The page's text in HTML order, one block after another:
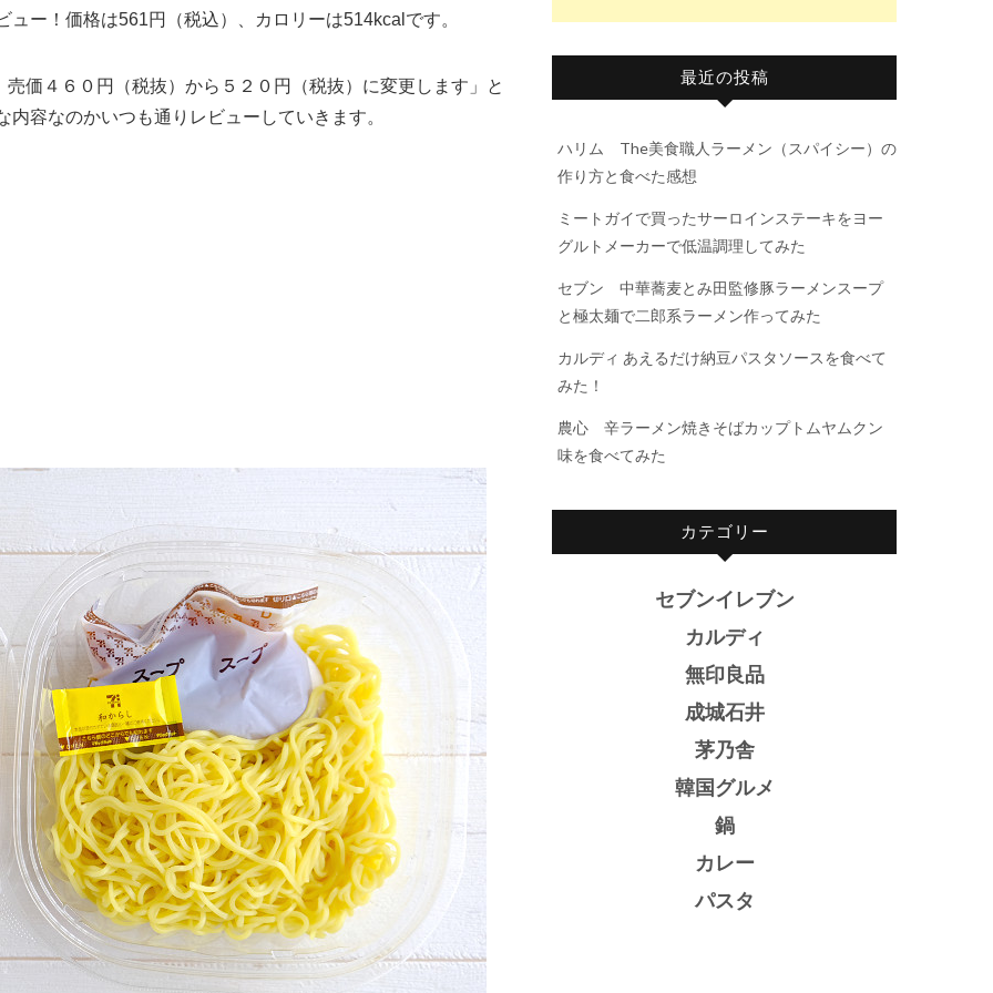
ュー！価格は561円（税込）、カロリーは514kcalです。
価４６０円（税抜）から５２０円（税抜）に変更します」と
容なのかいつも通りレビューしていきます。
最近の投稿
ハリム The美食職人ラーメン（スパイシー）の
作り方と食べた感想
ミートガイで買ったサーロインステーキをヨー
グルトメーカーで低温調理してみた
セブン 中華蕎麦とみ田監修豚ラーメンスープ
と極太麺で二郎系ラーメン作ってみた
カルディ あえるだけ納豆パスタソースを食べて
みた！
農心 辛ラーメン焼きそばカップトムヤムクン
味を食べてみた
カテゴリー
セブンイレブン
カルディ
無印良品
成城石井
茅乃舎
韓国グルメ
鍋
カレー
パスタ